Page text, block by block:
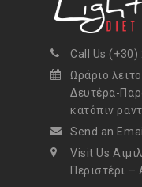
Call Us (+30)
Ωράριο
Δευτέρα-
κατόπιν
Send an
Visit Us
Περιστέρι –